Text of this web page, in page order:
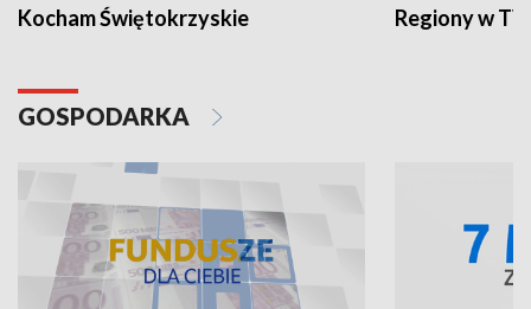
Kocham Świętokrzyskie Regiony w
GOSPODARKA